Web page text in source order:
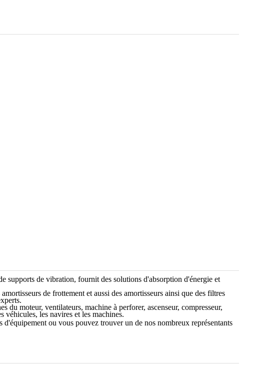
supports de vibration, fournit des solutions d'absorption d'énergie et
de frottement et aussi des amortisseurs ainsi que des filtres
du moteur, ventilateurs, machine à perforer, ascenseur, compresseur,
véhicules, les navires et les machines.
ou vous pouvez trouver un de nos nombreux représentants